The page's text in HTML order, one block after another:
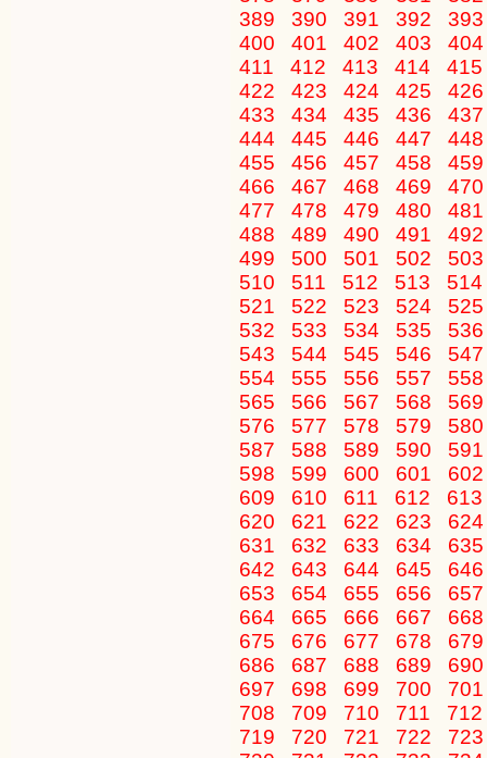
389
390 391 392
400
401 402 403
411
412 413 414
415
422
423 424 425
433
434 435 436
444
445 446 447
455
456 457 458
466
467 468 469
477
478 479 480
488
489 490 491
499
500 501 502
510
511 512 513
514
521
522 523 524
532
533 534 535
543
544 545 546
554
555 556 557
565
566 567 568
576
577 578 579
587
588 589 590
598
599 600 601
609
610 611 612
613
620
621 622 623
631
632 633 634
642
643 644 645
653
654 655 656
664
665 666 667
675
676 677 678
686
687 688 689
697
698 699 700
708
709 710 711
712
719
720 721 722